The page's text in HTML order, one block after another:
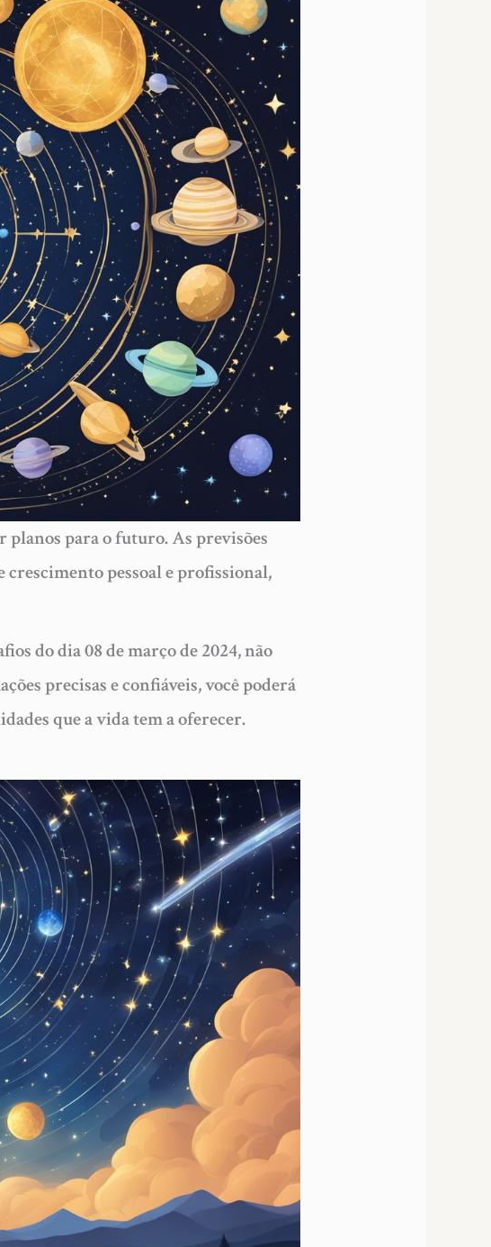
planos para o futuro. As previsões
crescimento pessoal e profissional,
do dia 08 de março de 2024, não
precisas e confiáveis, você poderá
que a vida tem a oferecer.